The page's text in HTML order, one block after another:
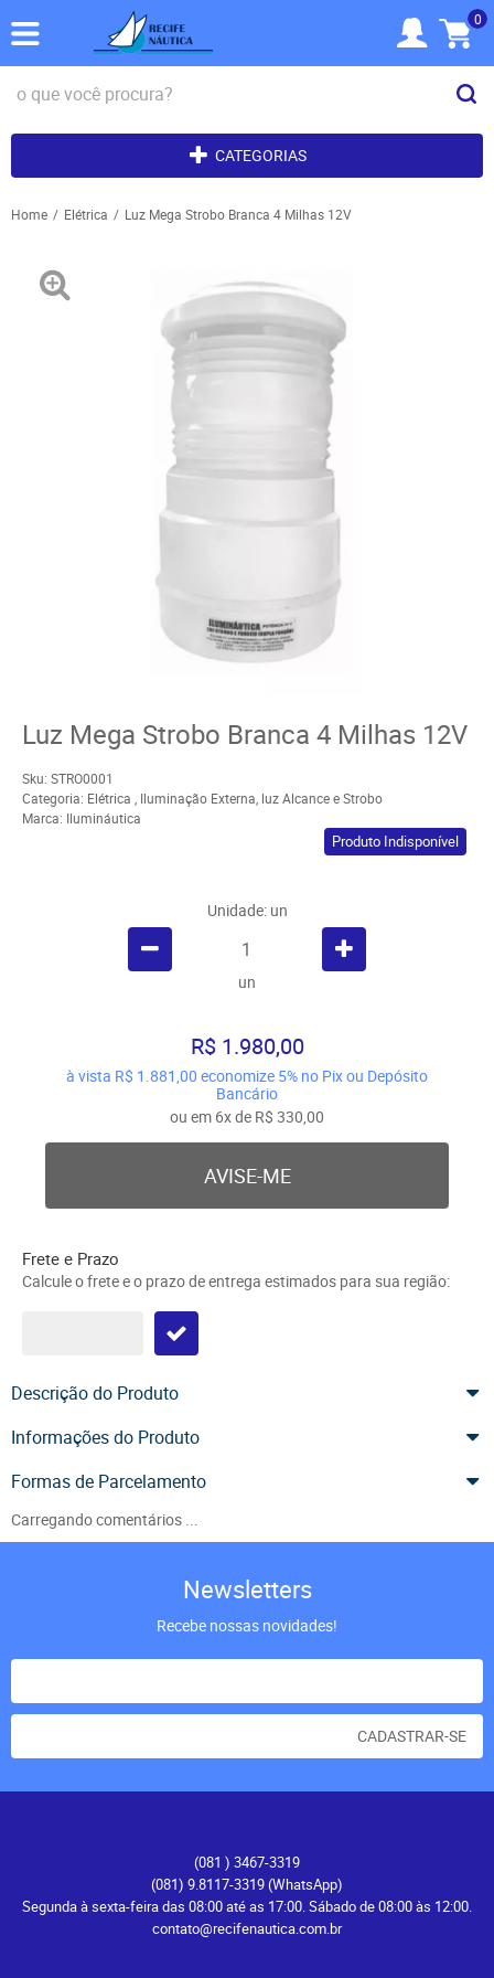
0
CATEGORIAS
Home Elétrica Luz Mega Strobo Branca 4 Milhas 12V
Luz Mega Strobo Branca 4 Milhas 12V
Sku: STRO0001
Categoria: Elétrica , Iluminação Externa, luz Alcance e Strobo
Marca: Ilumináutica
Produto Indisponível
Unidade: un
un
R$ 1.980,00
à vista R$ 1.881,00 economize 5% no Pix ou Depósito
Bancário
ou em 6xde R$ 330,00
AVISE-ME
Frete e Prazo
Calcule o frete e o prazo de entrega estimados para sua região:
Descrição do Produto
Informações do Produto
Formas de Parcelamento
Carregando comentários ...
Newsletters
Recebe nossas novidades!
CADASTRAR-SE
(081 ) 3467-3319
(081) 9.8117-3319(WhatsApp)
Segunda à sexta-feira das 08:00 até as 17:00. Sábado de 08:00 às 12:00.
contato@recifenautica.com.br